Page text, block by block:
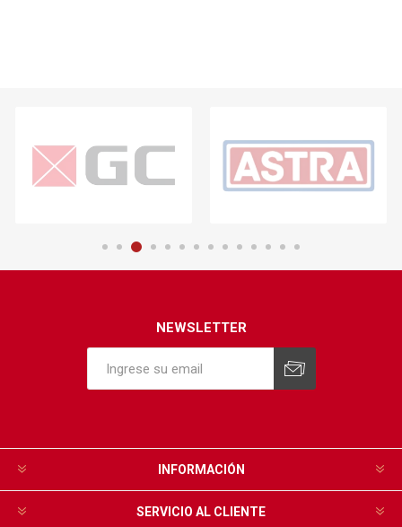
NEWSLETTER
INFORMACIÓN
SERVICIO AL CLIENTE